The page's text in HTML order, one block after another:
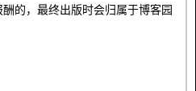
的，最终出版时会归属于博客园